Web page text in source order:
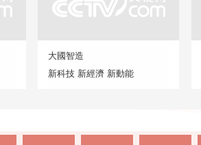
大國智造
新科技 新經濟 新動能